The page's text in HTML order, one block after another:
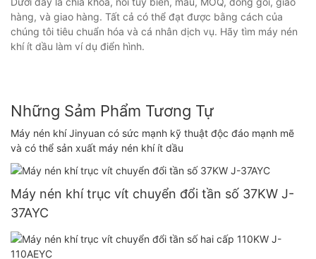
hàng, và giao hàng. Tất cả có thể đạt được bằng cách của
chúng tôi tiêu chuẩn hóa và cá nhân dịch vụ. Hãy tìm máy nén
khí ít dầu làm ví dụ điển hình.
Những Sảm Phẩm Tương Tự
Máy nén khí Jinyuan có sức mạnh kỹ thuật độc đáo mạnh mẽ
và có thể sản xuất máy nén khí ít dầu
Máy nén khí trục vít chuyển đổi tần số 37KW J-
37AYC